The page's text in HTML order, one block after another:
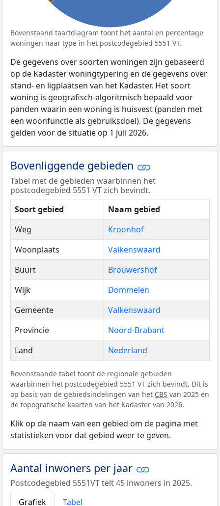
Bovenstaand taartdiagram toont het aantal en percentage
woningen naar type in het postcodegebied 5551 VT.
De gegevens over soorten woningen zijn gebaseerd
op de Kadaster woningtypering en de gegevens over
stand- en ligplaatsen van het Kadaster. Het soort
woning is geografisch-algoritmisch bepaald voor
panden waarin een woning is huisvest (panden met
een woonfunctie als gebruiksdoel). De gegevens
gelden voor de situatie op 1 juli 2026.
Bovenliggende gebieden
Tabel met de gebieden waarbinnen het
postcodegebied 5551 VT zich bevindt.
Soort gebied
Naam gebied
Weg
Kroonhof
Woonplaats
Valkenswaard
Buurt
Brouwershof
Wijk
Dommelen
Gemeente
Valkenswaard
Provincie
Noord-Brabant
Land
Nederland
Bovenstaande tabel toont de regionale gebieden
waarbinnen het postcodegebied 5551 VT zich bevindt. Dit is
op basis van de gebiedsindelingen van het CBS van 2025 en
de topografische kaarten van het Kadaster van 2026.
Klik op de naam van een gebied om de pagina met
statistieken voor dat gebied weer te geven.
Aantal inwoners per jaar
Postcodegebied 5551VT telt 45 inwoners in 2025.
Grafiek
Tabel